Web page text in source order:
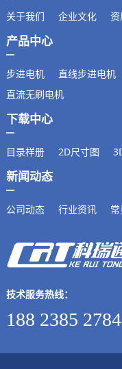
关于我们 企业文化
产品中心
步进电机 直线步进电机
直流无刷电机
下载中心
目录样册 2D尺寸图
新闻动态
公司动态 行业资讯
技术服务热线：
188 2385 2784